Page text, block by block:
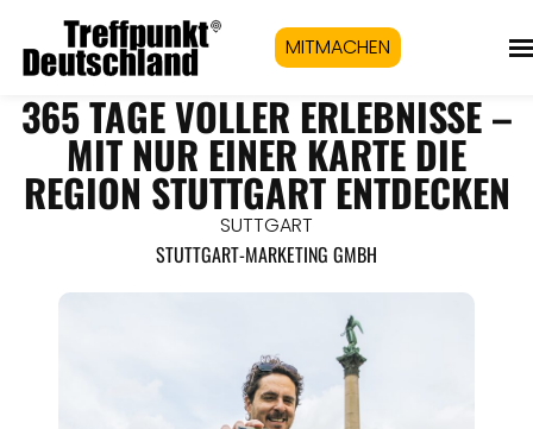
MITMACHEN
365 TAGE VOLLER ERLEBNISSE –
MIT NUR EINER KARTE DIE
REGION STUTTGART ENTDECKEN
SUTTGART
STUTTGART-MARKETING GMBH